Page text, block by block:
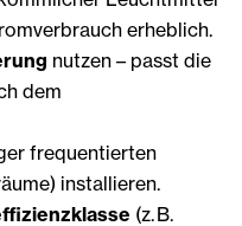
erheblich.
nutzen – passt die
dem
frequentierten
installieren.
(z. B.